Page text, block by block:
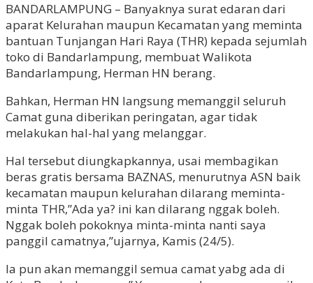
BANDARLAMPUNG – Banyaknya surat edaran dari
aparat Kelurahan maupun Kecamatan yang meminta
bantuan Tunjangan Hari Raya (THR) kepada sejumlah
toko di Bandarlampung, membuat Walikota
Bandarlampung, Herman HN berang.
Bahkan, Herman HN langsung memanggil seluruh
Camat guna diberikan peringatan, agar tidak
melakukan hal-hal yang melanggar.
Hal tersebut diungkapkannya, usai membagikan
beras gratis bersama BAZNAS, menurutnya ASN baik
kecamatan maupun kelurahan dilarang meminta-
minta THR,”Ada ya? ini kan dilarang nggak boleh.
Nggak boleh pokoknya minta-minta nanti saya
panggil camatnya,”ujarnya, Kamis (24/5).
Ia pun akan memanggil semua camat yabg ada di